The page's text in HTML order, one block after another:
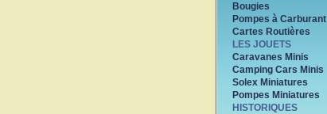
Bougies
Pompes à Carburant
Cartes Routières
LES JOUETS
Caravanes Minis
Camping Cars Minis
Solex Miniatures
Pompes Miniatures
HISTORIQUES